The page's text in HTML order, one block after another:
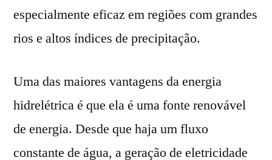
especialmente eficaz em regiões com grandes
rios e altos índices de precipitação.
Uma das maiores vantagens da energia
hidrelétrica é que ela é uma fonte renovável
de energia. Desde que haja um fluxo
constante de água, a geração de eletricidade